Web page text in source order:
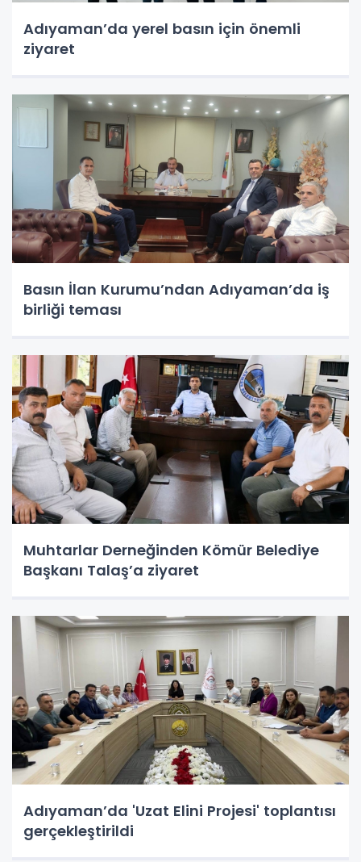
Adıyaman’da yerel basın için önemli
ziyaret
Basın İlan Kurumu’ndan Adıyaman’da iş
birliği teması
Muhtarlar Derneğinden Kömür Belediye
Başkanı Talaş’a ziyaret
Adıyaman’da 'Uzat Elini Projesi' toplantısı
gerçekleştirildi